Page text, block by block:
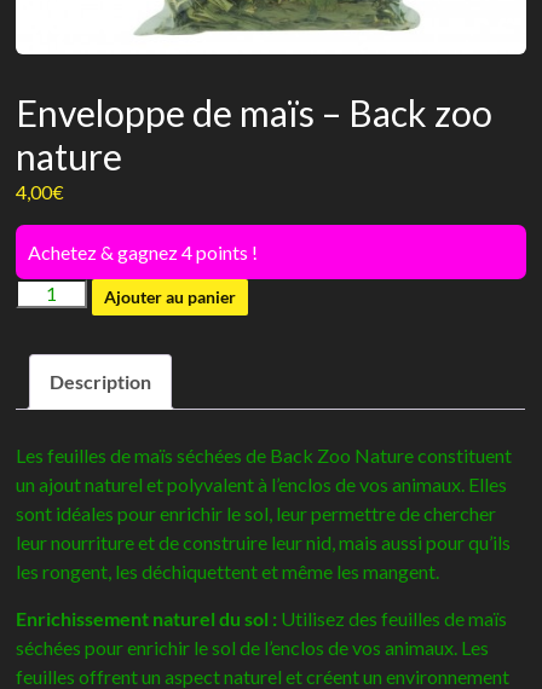
Enveloppe de maïs – Back zoo
nature
4,00€
Achetez & gagnez 4 points !
quantité
Enveloppe
maïs
Back
nature
Ajouter au panier
Description
Les feuilles de maïs séchées de Back Zoo Nature constituent
un ajout naturel et polyvalent à l’enclos de vos animaux. Elles
sont idéales pour enrichir le sol, leur permettre de chercher
leur nourriture et de construire leur nid, mais aussi pour qu’ils
les rongent, les déchiquettent et même les mangent.
Enrichissement naturel du sol : Utilisez des feuilles de maïs
séchées pour enrichir le sol de l’enclos de vos animaux. Les
feuilles offrent un aspect naturel et créent un environnement